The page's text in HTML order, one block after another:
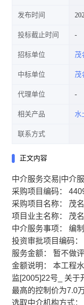
结果
发布时间
投标截止时间
招标单位 茂
中标单位 茂
代理单位
相关产品 水
联系方式
正文内容
中介服务交易|中介
采购项目编码：
采购项目名称： 茂
项目业主名称： 茂
中介服务事项： 编
投资审批项目编码：
服务金额： 暂不做
金额说明： 本工程
监[2005]22号_ 关
最高的控制价为7.0
选取中介机构方式